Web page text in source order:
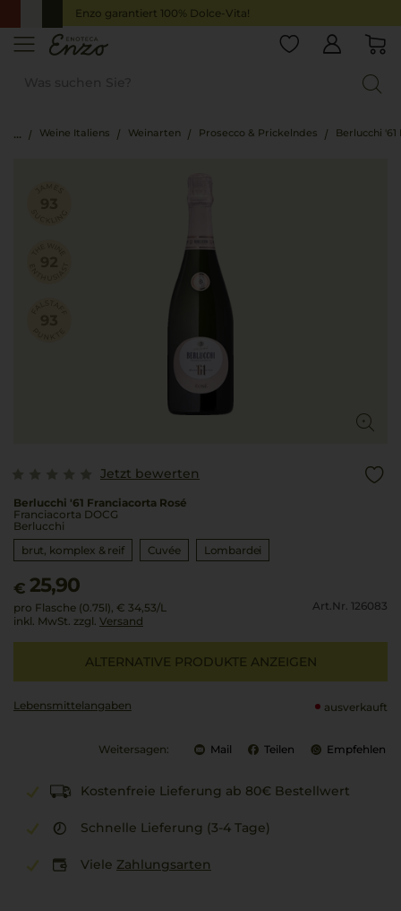
Enzo garantiert 100% Dolce-Vita!
Weine Italiens Weinarten Prosecco & Prickelndes Berlucchi
Jetzt bewerten
Berlucchi '61 Franciacorta Rosé
Franciacorta DOCG
Berlucchi
brut, komplex & reif
Cuvée Lombardei
€ 25,90
pro Flasche (0.75l), € 34,53/L
inkl. MwSt. zzgl. Versand
Art.Nr. 126083
ALTERNATIVE PRODUKTE ANZEIGEN
Lebensmittel­angaben ausverkauft
Weitersagen: Mail Teilen Empfehlen
Kostenfreie Lieferung ab 80€ Bestellwert
Schnelle Lieferung (3-4 Tage)
Viele Zahlungsarten